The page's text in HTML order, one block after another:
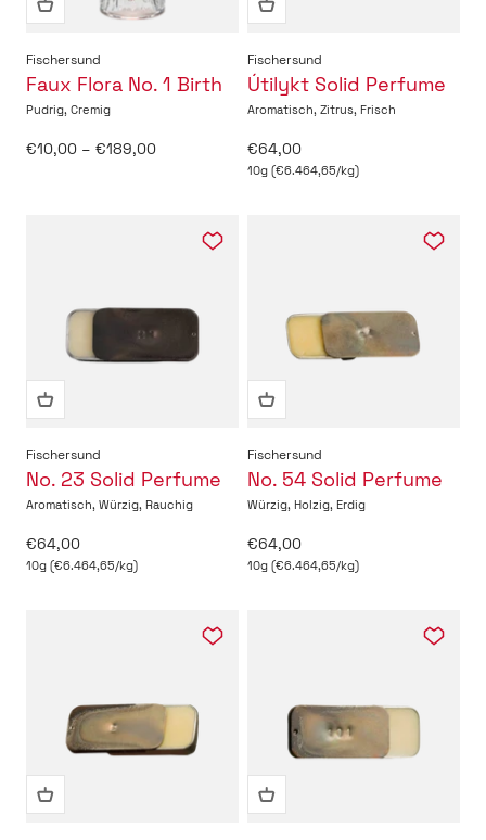
Fischersund
Faux Flora No. 1 Birth
Pudrig, Cremig
Angebot
€10,00 – €189,00
Fischersund
Útilykt Solid Perfume
Aromatisch, Zitrus, Frisch
Angebot
€64,00
10g (€6.464,65/kg)
Fischersund
No. 23 Solid Perfume
Aromatisch, Würzig, Rauchig
Angebot
€64,00
10g (€6.464,65/kg)
Fischersund
No. 54 Solid Perfume
Würzig, Holzig, Erdig
Angebot
€64,00
10g (€6.464,65/kg)